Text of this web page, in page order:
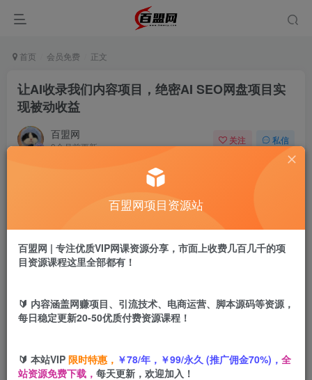
首页 会员免费 正文
让AI收录我们内容项目，绝密AI SEO网盘项目实
现被动收益
百盟网
9个月前更新
关注 私信
让AI收录我们内容项目，绝密AI SEO网盘项目实现被动收益
盟币9.9
立即购买
让AI收录我们内容项目，绝密AISEO网盘项目
百盟网项目资源站
百盟网 | 专注优质VIP网课资源分享，市面上收费几百几千的项
目资源课程这里全部都有！
🔰 内容涵盖网赚项目、引流技术、电商运营、脚本源码等资源，
每日稳定更新20-50优质付费资源课程！
🔰 本站VIP 限时特惠， ￥78/年，￥99/永久 (推广佣金70%)， 全
站资源免费下载， 每天更新，欢迎加入！